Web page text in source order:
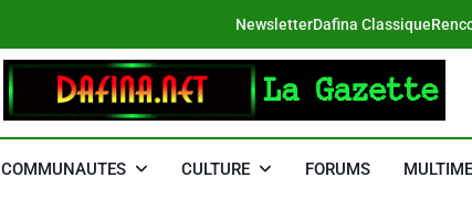
NewsletterDafina Classique
DAFINA
COMMUNAUTES CULTURE FORUMS